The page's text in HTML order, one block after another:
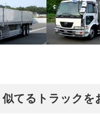
似てるトラックを